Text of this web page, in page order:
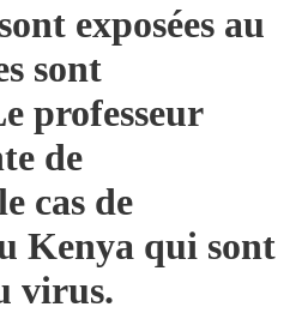
exposées au
sont
professeur
de
cas de
Kenya qui sont
virus.